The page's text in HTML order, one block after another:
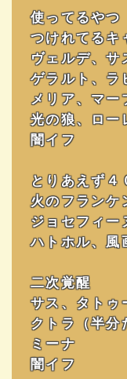
使ってるや
つけれてるキ
ヴェルデ、サ
ゲラルト、ラ
メリア、マー
光の狼、ロー
闇イフ
とりあえず４
火のフランケ
ジョセフィー
ハトホル、風
二次覚醒
サス、タトゥ
クトラ（半分
ミーナ
闇イフ